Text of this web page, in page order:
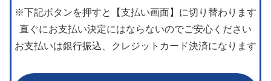
※下記ボタンを押すと【支払い画面】に切り替わります
直ぐにお支払い決定にはならないのでご安心ください
お支払いは銀行振込、クレジットカード決済になります